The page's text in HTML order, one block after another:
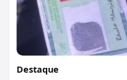
Destaque